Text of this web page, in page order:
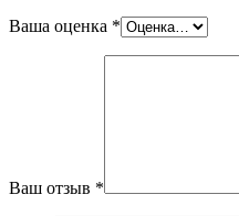
Ваша оценка *
Ваш отзыв *